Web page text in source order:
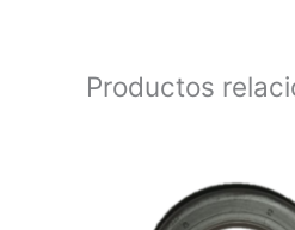
Productos